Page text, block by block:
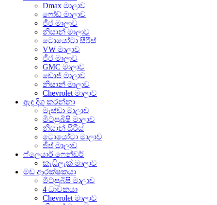
Dmax මාලාව
ෆෝඩ් මාලාව
ජීප් මාලාව
නිසාන් මාලාව
ටොයෝටා සීරීස්
VW මාලාව
ජීප් මාලාව
GMC මාලාව
ඩොජ් මාලාව
නිසාන් මාලාව
Chevrolet මාලාව
ඇඳ දිගු කරන්නා
මැස්ඩා මාලාව
මිට්සුබිෂි මාලාව
නිසාන් සීරීස්
ටොයෝටා මාලාව
ජීප් මාලාව
ෆ්ලෙයාර් ෆෙන්ඩර්
කැඩිලැක් මාලාව
මඩ ආරක්ෂකයා
මිට්සුබිෂි මාලාව
4 ධාවකයා
Chevrolet මාලාව